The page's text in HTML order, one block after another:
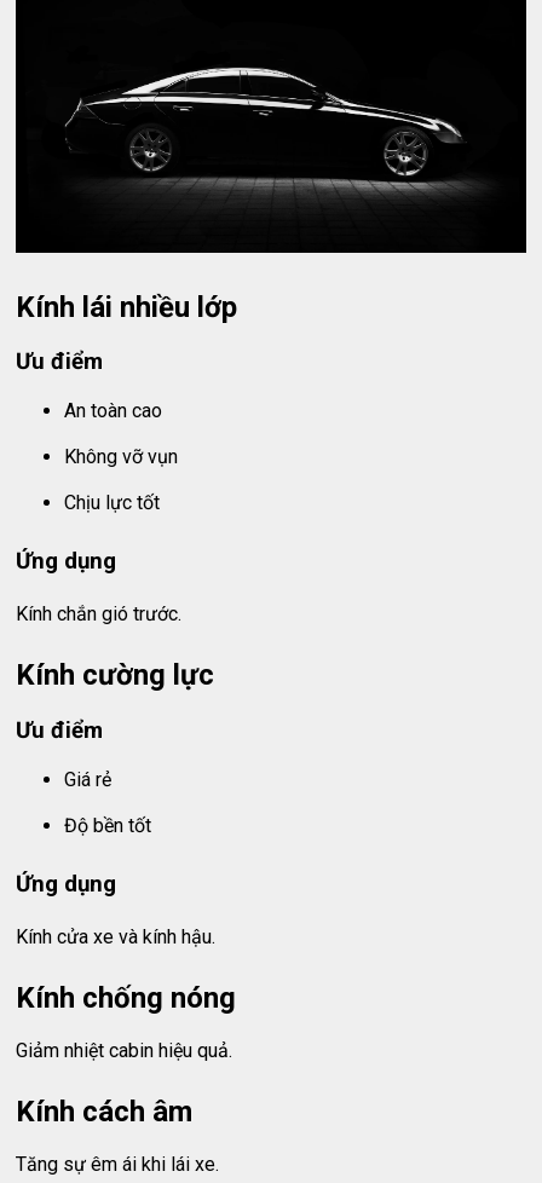
Kính lái nhiều lớp
Ưu điểm
An toàn cao
Không vỡ vụn
Chịu lực tốt
Ứng dụng
Kính chắn gió trước.
Kính cường lực
Ưu điểm
Giá rẻ
Độ bền tốt
Ứng dụng
Kính cửa xe và kính hậu.
Kính chống nóng
Giảm nhiệt cabin hiệu quả.
Kính cách âm
Tăng sự êm ái khi lái xe.